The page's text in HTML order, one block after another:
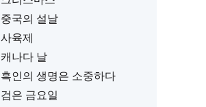
중국의 설날
사육제
캐나다 날
흑인의 생명은 소중하다
검은 금요일